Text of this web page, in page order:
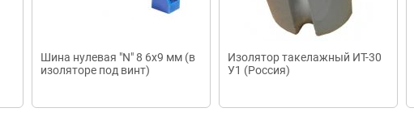
Шина нулевая "N" 8 6х9 мм (в
изоляторе под винт)
Изолятор такелажный ИТ-30
У1 (Россия)